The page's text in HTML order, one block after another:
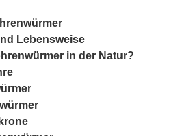
Lebensweise
in der Natur?